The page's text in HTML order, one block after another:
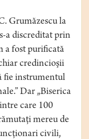
Grumăzescu la
a discreditat prin
a fost purificată
credincioşii
fie instrumentul
Dar „Biserica
care 100
mereu de
civili,